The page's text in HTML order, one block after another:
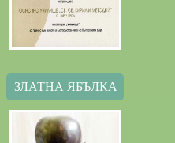
ЗЛАТНА ЯБЪЛКА